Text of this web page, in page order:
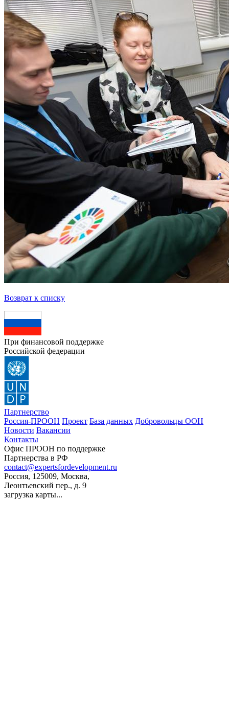
Возврат к списку
При финансовой поддержке
Российской федерации
Партнерство
Россия-ПРООН Проект База данных Добровольцы ООН
Новости Вакансии
Контакты
Офис ПРООН по поддержке
Партнерства в РФ
contact@expertsfordevelopment.ru
Россия, 125009, Москва,
Леонтьевский пер., д. 9
загрузка карты...